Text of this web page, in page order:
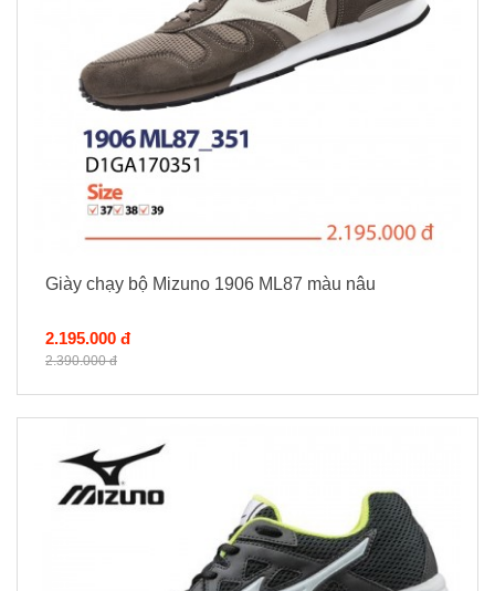
Giày chạy bộ Mizuno 1906 ML87 màu nâu
2.195.000 đ
2.390.000 đ